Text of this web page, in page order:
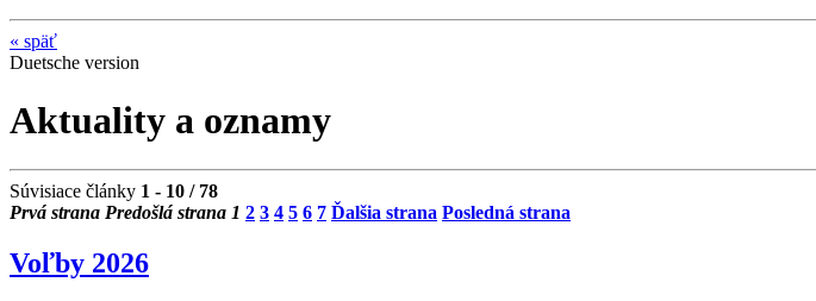
« späť
Duetsche version
Aktuality a oznamy
Súvisiace články 1 - 10 / 78
Prvá strana Predošlá strana 1 2 3 4 5 6 7 Ďalšia strana Posledná strana
Voľby 2026